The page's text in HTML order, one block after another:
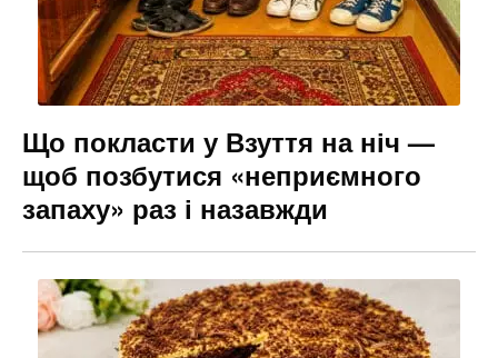
Що покласти у Взуття на ніч —
щоб позбутися «неприємного
запаху» раз і назавжди